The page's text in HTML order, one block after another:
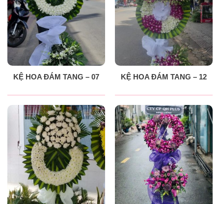
KỆ HOA ĐÁM TANG – 07 KỆ HOA ĐÁM TANG – 12